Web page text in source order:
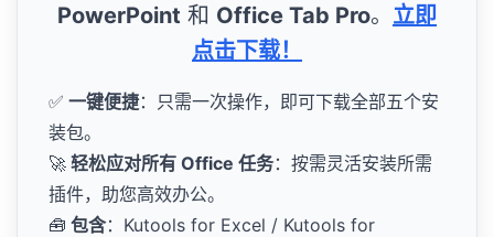
PowerPoint 和 Office Tab Pro。 立即
点击下载！
✅ 一键便捷：只需一次操作，即可下载全部五个安
装包。
🚀 轻松应对所有 Office 任务：按需灵活安装所需
插件，助您高效办公。
🧰 包含：Kutools for Excel / Kutools for